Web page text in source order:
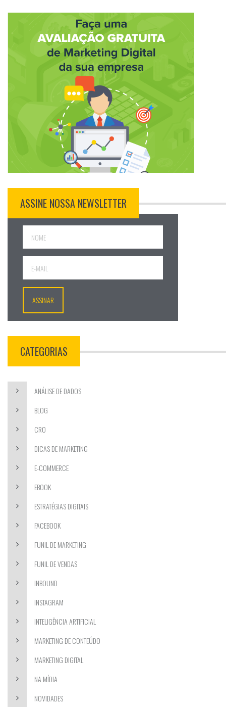
ASSINE NOSSA NEWSLETTER
CATEGORIAS
ANÁLISE DE DADOS
BLOG
CRO
DICAS DE MARKETING
E-COMMERCE
EBOOK
ESTRATÉGIAS DIGITAIS
FACEBOOK
FUNIL DE MARKETING
FUNIL DE VENDAS
INBOUND
INSTAGRAM
INTELIGÊNCIA ARTIFICIAL
MARKETING DE CONTEÚDO
MARKETING DIGITAL
NA MÍDIA
NOVIDADES